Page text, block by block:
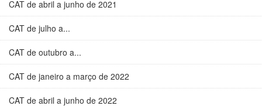
CAT de abril a junho de 2021
CAT de julho a...
CAT de outubro a...
CAT de janeiro a março de 2022
CAT de abril a junho de 2022